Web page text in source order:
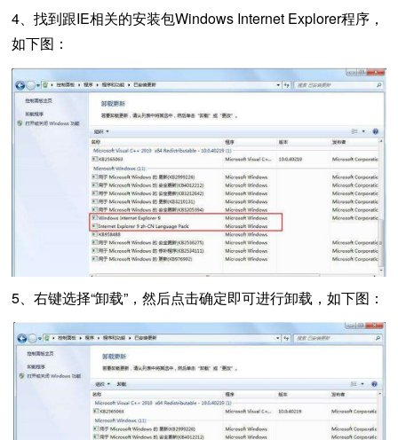
4、找到跟IE相关的安装包Windows Internet Explorer程序，
如下图：
5、右键选择“卸载”，然后点击确定即可进行卸载，如下图：